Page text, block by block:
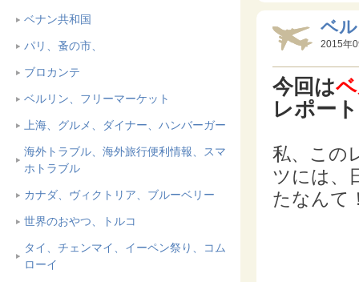
ベナン共和国
パリ、蚤の市、
ブロカンテ
ベルリン、フリーマーケット
上海、グルメ、ダイナー、ハンバーガー
海外トラブル、海外旅行便利情報、スマ
ホトラブル
カナダ、ヴィクトリア、ブルーベリー
世界のおやつ、トルコ
タイ、チェンマイ、イーペン祭り、コム
ローイ
ベ
2015年
今回は
レポー
私、この
ツには、
たなんて